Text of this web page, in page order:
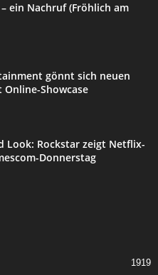
ein Nachruf (Fröhlich am
gönnt sich neuen
Showcase
Look: Rockstar zeigt Netflix-
Donnerstag
1919